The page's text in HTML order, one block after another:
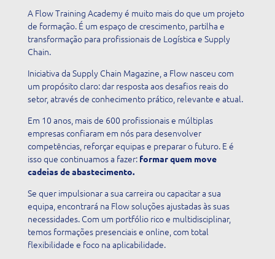
A Flow Training Academy é muito mais do que um projeto
de formação. É um espaço de crescimento, partilha e
transformação para profissionais de Logística e Supply
Chain.
Iniciativa da Supply Chain Magazine, a Flow nasceu com
um propósito claro: dar resposta aos desafios reais do
setor, através de conhecimento prático, relevante e atual.
Em 10 anos, mais de 600 profissionais e múltiplas
empresas confiaram em nós para desenvolver
competências, reforçar equipas e preparar o futuro. E é
isso que continuamos a fazer: formar quem move
cadeias de abastecimento.
Se quer impulsionar a sua carreira ou capacitar a sua
equipa, encontrará na Flow soluções ajustadas às suas
necessidades. Com um portfólio rico e multidisciplinar,
temos formações presenciais e online, com total
flexibilidade e foco na aplicabilidade.